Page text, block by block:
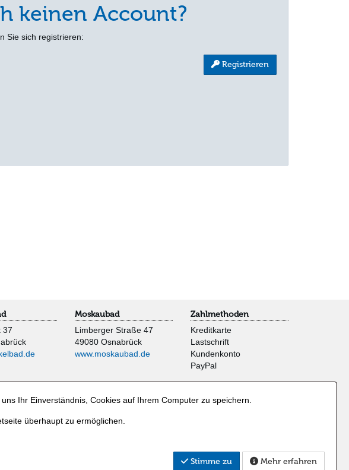
keinen Account?
Sie sich registrieren:
Registrieren
37
Moskaubad
Limberger Straße 47
49080 Osnabrück
www.moskaubad.de
Zahlmethoden
Kreditkarte
Lastschrift
Kundenkonto
PayPal
Ihr Einverständnis, Cookies auf Ihrem Computer zu speichern.
überhaupt zu ermöglichen.
Stimme zu Mehr erfahren